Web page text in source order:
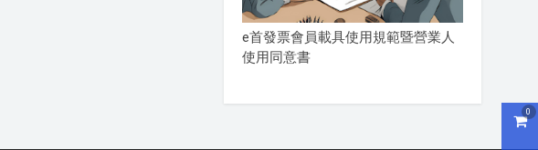
購
0
e首發票會員載具使用規範暨營業人
使用同意書